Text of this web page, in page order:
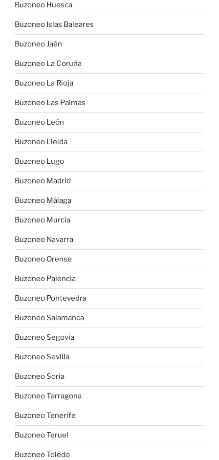
Buzoneo Huesca
Buzoneo Islas Baleares
Buzoneo Jaén
Buzoneo La Coruña
Buzoneo La Rioja
Buzoneo Las Palmas
Buzoneo León
Buzoneo Lleida
Buzoneo Lugo
Buzoneo Madrid
Buzoneo Málaga
Buzoneo Murcia
Buzoneo Navarra
Buzoneo Orense
Buzoneo Palencia
Buzoneo Pontevedra
Buzoneo Salamanca
Buzoneo Segovia
Buzoneo Sevilla
Buzoneo Soria
Buzoneo Tarragona
Buzoneo Tenerife
Buzoneo Teruel
Buzoneo Toledo